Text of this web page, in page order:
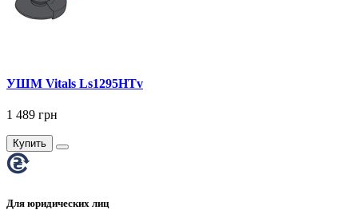
УШМ Vitals Ls1295HTv
1 489 грн
Купить
Для юридических лиц